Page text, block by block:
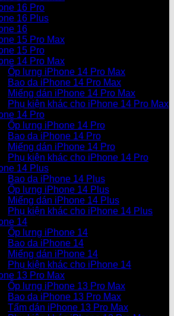
16 Pro
16 Plus
16
15 Pro Max
15 Pro
14 Pro Max
Ốp lưng iPhone 14 Pro Max
Bao da iPhone 14 Pro Max
Miếng dán iPhone 14 Pro Max
Phụ kiện khác cho iPhone 14 Pro Max
14 Pro
Ốp lưng iPhone 14 Pro
Bao da iPhone 14 Pro
Miếng dán iPhone 14 Pro
Phụ kiện khác cho iPhone 14 Pro
14 Plus
Bao da iPhone 14 Plus
Ốp lưng iPhone 14 Plus
Miếng dán iPhone 14 Plus
Phụ kiện khác cho iPhone 14 Plus
14
Ốp lưng iPhone 14
Bao da iPhone 14
Miếng dán iPhone 14
Phụ kiện khác cho iPhone 14
13 Pro Max
Ốp lưng iPhone 13 Pro Max
Bao da iPhone 13 Pro Max
Tấm dán iPhone 13 Pro Max